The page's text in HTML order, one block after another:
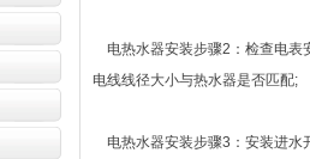
电热水器安装步骤2：检查电表
电线线径大小与热水器是否匹配;
电热水器安装步骤3：安装进水